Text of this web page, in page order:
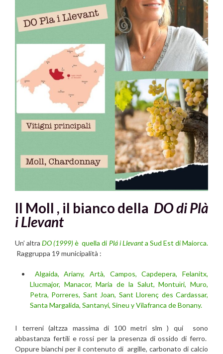
Il Moll , il bianco della DO di Plà
i Llevant
Un’ altraDO (1999)è quella di Plá i Llevanta Sud Est di Maiorca.
Raggruppa 19 municipalità :
Algaida, Ariany, Artà, Campos, Capdepera, Felanitx,
Llucmajor, Manacor, Maria de la Salut, Montuïri, Muro,
Petra, Porreres, Sant Joan, Sant Llorenç des Cardassar,
Santa Margalida, Santanyi, Sineu y Vilafranca de Bonany.
I terreni (altzza massima di 100 metri slm ) qui sono
abbastanza fertili e rossiper la presenza di ossido di ferro.
Oppure bianchi per il contenuto di argille, carbonato di calcio